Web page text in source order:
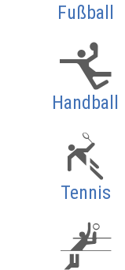
Fußball
Handball
Tennis